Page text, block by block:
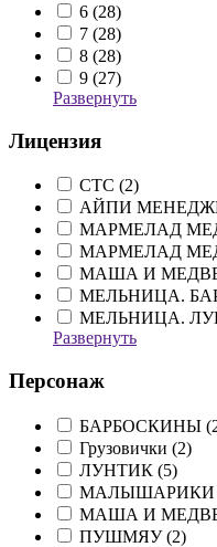
6 (28)
7 (28)
8 (28)
9 (27)
Развернуть
Лицензия
CTC (2)
АЙПИ
МАРМЕЛАД
МАРМЕЛАД
МАША И
МЕЛЬНИЦА.
МЕЛЬНИЦА.
Развернуть
Персонаж
БАРБОСКИНЫ (
Грузовички (2)
ЛУНТИК (5)
МАЛЫШАРИКИ
МАША И
ПУШМЯУ (2)